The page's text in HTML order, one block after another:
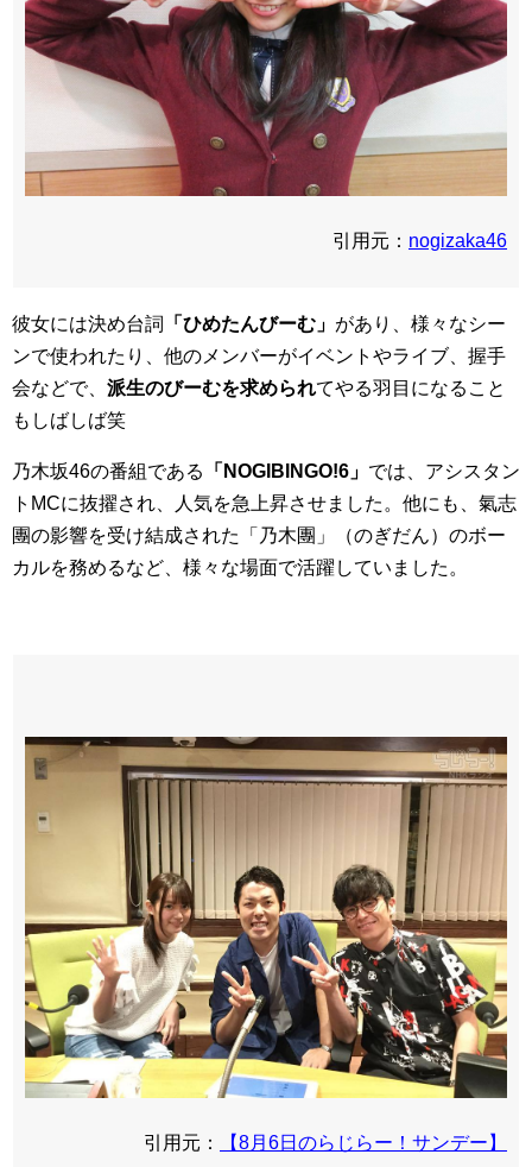
引用元： nogizaka46
彼女には決め台詞 「ひめたんびーむ」 があり、様々なシー
ンで使われたり、他のメンバーがイベントやライブ、握手
会などで、 派生のびーむを求められてやる羽目になること
もしばしば笑
乃木坂46の番組である 「NOGIBINGO!6」 では、アシスタン
トMCに抜擢され、人気を急上昇させました。他にも、氣志
團の影響を受け結成された「乃木團」（のぎだん）のボー
カルを務めるなど、様々な場面で活躍していました。
引用元： 【8月6日のらじらー！サンデー】